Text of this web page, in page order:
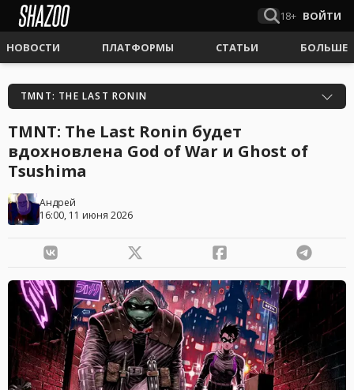
18+ ВОЙТИ
НОВОСТИ ПЛАТФОРМЫ СТАТЬИ БОЛЬШЕ
TMNT: THE LAST RONIN
TMNT: The Last Ronin будет
вдохновлена God of War и Ghost of
Tsushima
Андрей
16:00, 11 июня 2026